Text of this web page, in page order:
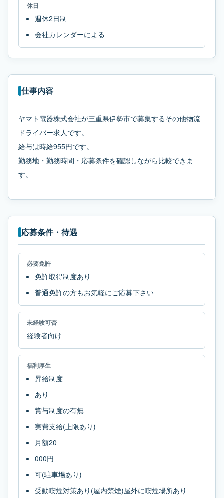
休日
週休2日制
会社カレンダーによる
仕事内容
ヤマト電器株式会社が三重県伊勢市で募集するその他物流
ドライバー求人です。
給与は時給955円です。
勤務地・勤務時間・応募条件を確認しながら比較できま
す。
応募条件・待遇
必要免許
免許取得制度あり
普通免許の方もお気軽にご応募下さい
未経験可否
経験者向け
福利厚生
昇給制度
あり
賞与制度の有無
実費支給(上限あり)
月額20
000円
可(駐車場あり)
受動喫煙対策あり(屋内禁煙)屋外に喫煙場所あり